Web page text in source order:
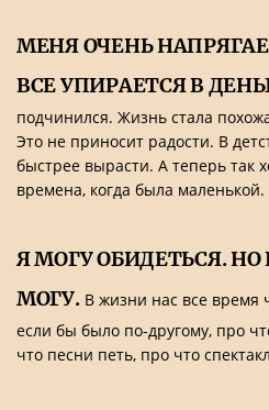
МЕНЯ ОЧЕНЬ
ВСЕ УПИРАЕТСЯ В
подчинился. Жизнь стала
Это не приносит радости. В
быстрее вырасти. А теперь так
времена, когда была маленькой.
Я МОГУ ОБИДЕТЬСЯ.
МОГУ.В жизни нас все время
если бы было по-другому, про
что песни петь, про что